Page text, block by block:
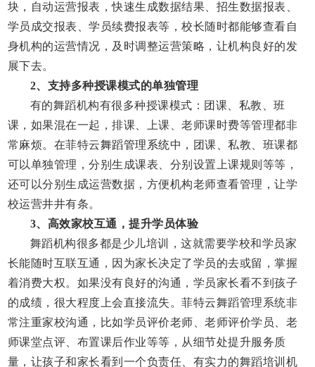
块，自动运营报表，快速生成数据结果、招生数据报表、
学员成交报表、学员续费报表等，校长随时都能够查看自
身机构的运营情况，及时调整运营策略，让机构良好的发
展下去。
2、 支持多种授课模式的单独管理
有的舞蹈机构有很多种授课模式：团课、私教、班
课，如果混在一起，排课、上课、老师课时费等管理都非
常麻烦。在菲特云舞蹈管理系统中，团课、私教、班课都
可以单独管理，分别生成课表、分别设置上课规则等等，
还可以分别生成运营数据，方便机构老师查看管理，让学
校运营井井有条。
3、 高效家校互通，提升学员体验
舞蹈机构很多都是少儿培训，这就需要学校和学员家
长能随时互联互通，因为家长决定了学员的去或留，掌握
着消费大权。如果没有良好的沟通，学员家长看不到孩子
的成绩，很大程度上会直接流失。菲特云舞蹈管理系统非
常注重家校沟通，比如学员评价老师、老师评价学员、老
师课堂点评、布置课后作业等等，从细节处提升服务质
量，让孩子和家长看到一个负责任、有实力的舞蹈培训机